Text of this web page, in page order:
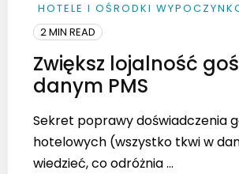
HOTELE I OŚRODKI
2 MIN READ
Zwiększ lojalność
danym PMS
Sekret poprawy doświadczenia
hotelowych (wszystko tkwi w
wiedzieć, co odróżnia ...